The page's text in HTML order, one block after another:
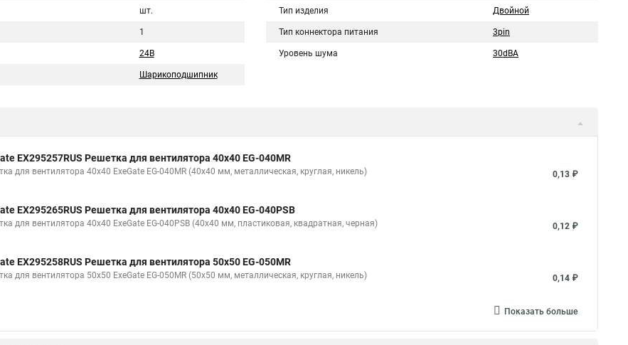
шт.
1
24В
Шарикоподшипник
Тип изделия Двойной
Тип коннектора питания 3pin
Уровень шума 30dBA
EX295257RUS Решетка для вентилятора 40x40 EG-040MR
для вентилятора 40x40 ExeGate EG-040MR (40x40 мм, металлическая, круглая, никель) 0,13 ₽
EX295265RUS Решетка для вентилятора 40x40 EG-040PSB
для вентилятора 40x40 ExeGate EG-040PSB (40x40 мм, пластиковая, квадратная, черная) 0,12 ₽
EX295258RUS Решетка для вентилятора 50х50 EG-050MR
для вентилятора 50х50 ExeGate EG-050MR (50x50 мм, металлическая, круглая, никель) 0,14 ₽
Показать больше